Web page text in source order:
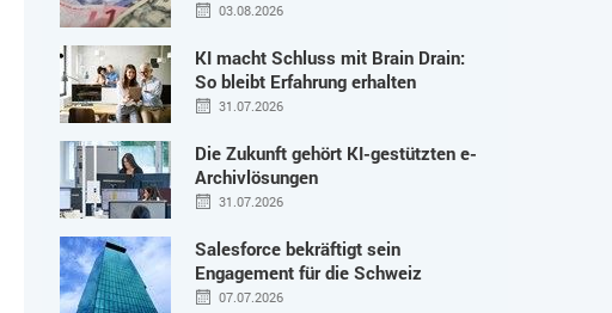
03.08.2026
KI macht Schluss mit Brain Drain:
So bleibt Erfahrung erhalten
31.07.2026
Die Zukunft gehört KI-gestützten e-
Archivlösungen
31.07.2026
Salesforce bekräftigt sein
Engagement für die Schweiz
07.07.2026